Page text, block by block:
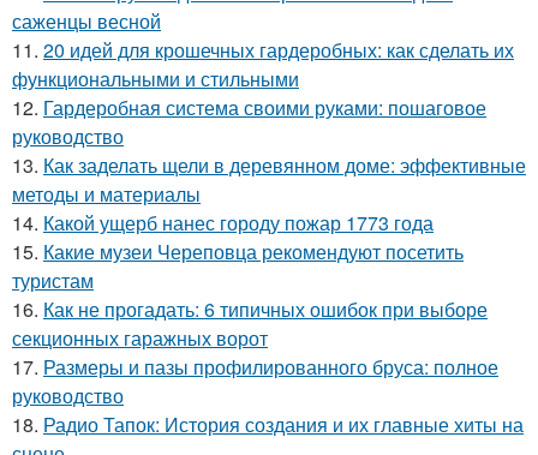
саженцы весной
11. 20 идей для крошечных гардеробных: как сделать их
функциональными и стильными
12. Гардеробная система своими руками: пошаговое
руководство
13. Как заделать щели в деревянном доме: эффективные
методы и материалы
14. Какой ущерб нанес городу пожар 1773 года
15. Какие музеи Череповца рекомендуют посетить
туристам
16. Как не прогадать: 6 типичных ошибок при выборе
секционных гаражных ворот
17. Размеры и пазы профилированного бруса: полное
руководство
18. Радио Тапок: История создания и их главные хиты на